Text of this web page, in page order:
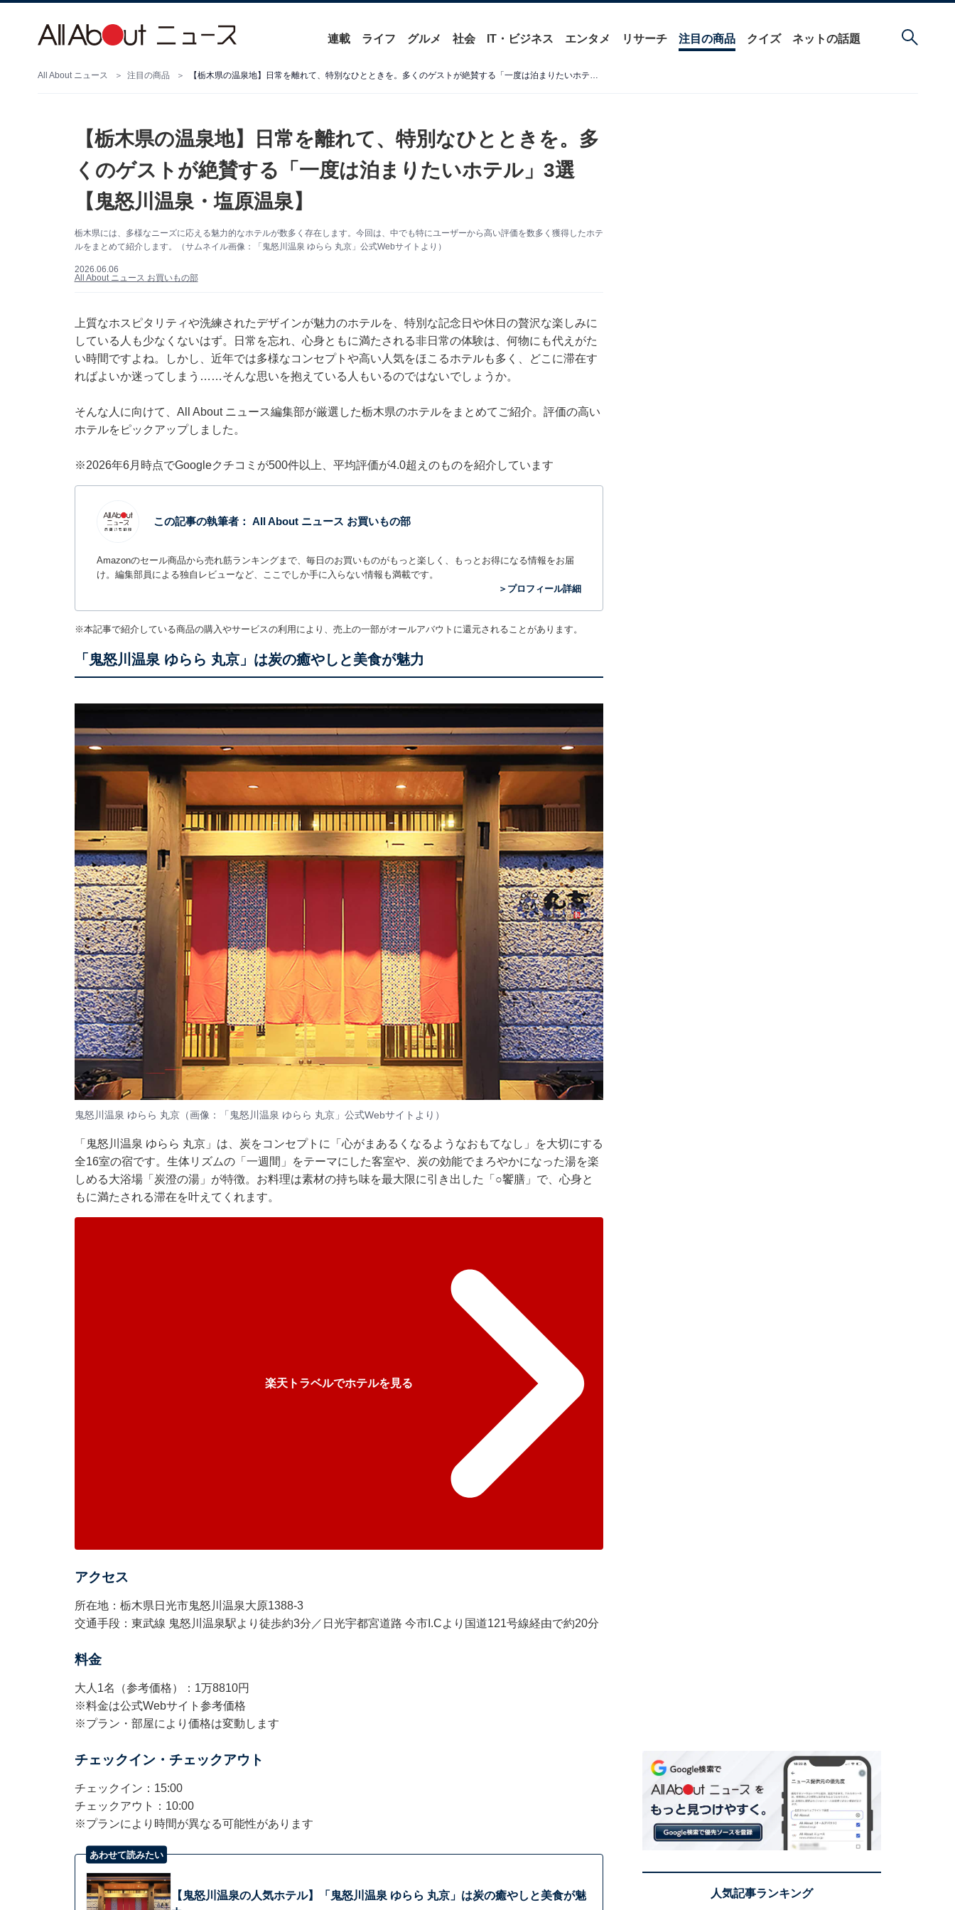
連載 ライフ グルメ 社会 IT・ビジネス エンタメ リサーチ 注目の商品 クイズ ネットの話題
All About ニュース 注目の商品 【栃木県の温泉地】日常を離れて、特別なひとときを。多くのゲストが絶賛する「一度は泊まりたいホテル」3選【鬼怒川温泉・塩原温泉】
【栃木県の温泉地】日常を離れて、特別なひとときを。多
くのゲストが絶賛する「一度は泊まりたいホテル」3選
【鬼怒川温泉・塩原温泉】
栃木県には、多様なニーズに応える魅力的なホテルが数多く存在します。今回は、中でも特にユーザーから高い評価を数多く獲得したホテ
ルをまとめて紹介します。（サムネイル画像：「鬼怒川温泉 ゆらら 丸京」公式Webサイトより）
2026.06.06
All About ニュース お買いもの部
上質なホスピタリティや洗練されたデザインが魅力のホテルを、特別な記念日や休日の贅沢な楽しみに
している人も少なくないはず。日常を忘れ、心身ともに満たされる非日常の体験は、何物にも代えがた
い時間ですよね。しかし、近年では多様なコンセプトや高い人気をほこるホテルも多く、どこに滞在す
ればよいか迷ってしまう……そんな思いを抱えている人もいるのではないでしょうか。
そんな人に向けて、All About ニュース編集部が厳選した栃木県のホテルをまとめてご紹介。評価の高い
ホテルをピックアップしました。
※2026年6月時点でGoogleクチコミが500件以上、平均評価が4.0超えのものを紹介しています
この記事の執筆者： All About ニュース お買いもの部
Amazonのセール商品から売れ筋ランキングまで、毎日のお買いものがもっと楽しく、もっとお得になる情報をお届
け。編集部員による独自レビューなど、ここでしか手に入らない情報も満載です。
＞プロフィール詳細
※本記事で紹介している商品の購入やサービスの利用により、売上の一部がオールアバウトに還元されることがあります。
「鬼怒川温泉 ゆらら 丸京」は炭の癒やしと美食が魅力
鬼怒川温泉 ゆらら 丸京（画像：「鬼怒川温泉 ゆらら 丸京」公式Webサイトより）
「鬼怒川温泉 ゆらら 丸京」は、炭をコンセプトに「心がまあるくなるようなおもてなし」を大切にする
全16室の宿です。生体リズムの「一週間」をテーマにした客室や、炭の効能でまろやかになった湯を楽
しめる大浴場「炭澄の湯」が特徴。お料理は素材の持ち味を最大限に引き出した「○饗膳」で、心身と
もに満たされる滞在を叶えてくれます。
楽天トラベルでホテルを見る
アクセス
所在地：栃木県日光市鬼怒川温泉大原1388-3
交通手段：東武線 鬼怒川温泉駅より徒歩約3分／日光宇都宮道路 今市I.Cより国道121号線経由で約20分
料金
大人1名（参考価格）：1万8810円
※料金は公式Webサイト参考価格
※プラン・部屋により価格は変動します
チェックイン・チェックアウト
チェックイン：15:00
チェックアウト：10:00
※プランにより時間が異なる可能性があります
あわせて読みたい
【鬼怒川温泉の人気ホテル】「鬼怒川温泉 ゆらら 丸京」は炭の癒やしと美食が魅